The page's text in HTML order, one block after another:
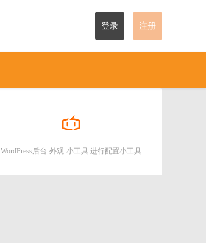
登录 注册
WordPress后台-外观-小工具 进行配置小工具